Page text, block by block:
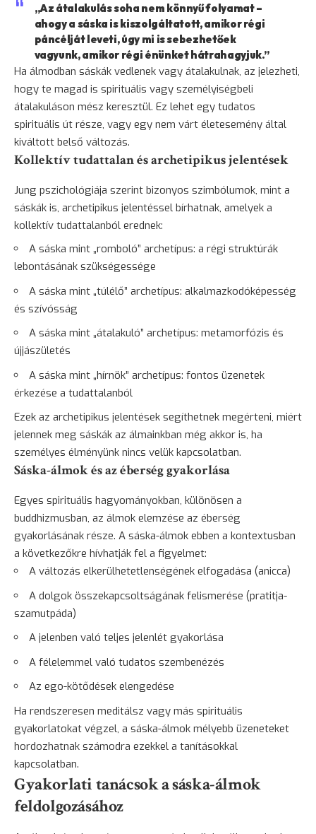
„Az átalakulás soha nem könnyű folyamat –
ahogy a sáska is kiszolgáltatott, amikor régi
páncélját leveti, úgy mi is sebezhetőek
vagyunk, amikor régi énünket hátrahagyjuk.”
Ha álmodban sáskák vedlenek vagy átalakulnak, az jelezheti,
hogy te magad is spirituális vagy személyiségbeli
átalakuláson mész keresztül. Ez lehet egy tudatos
spirituális út része, vagy egy nem várt életesemény által
kiváltott belső változás.
Kollektív tudattalan és archetipikus jelentések
Jung pszichológiája szerint bizonyos szimbólumok, mint a
sáskák is, archetipikus jelentéssel bírhatnak, amelyek a
kollektív tudattalanból erednek:
A sáska mint „romboló” archetípus: a régi struktúrák
lebontásának szükségessége
A sáska mint „túlélő” archetípus: alkalmazkodóképesség
és szívósság
A sáska mint „átalakuló” archetípus: metamorfózis és
újjászületés
A sáska mint „hírnök” archetípus: fontos üzenetek
érkezése a tudattalanból
Ezek az archetipikus jelentések segíthetnek megérteni, miért
jelennek meg sáskák az álmainkban még akkor is, ha
személyes élményünk nincs velük kapcsolatban.
Sáska-álmok és az éberség gyakorlása
Egyes spirituális hagyományokban, különösen a
buddhizmusban, az álmok elemzése az éberség
gyakorlásának része. A sáska-álmok ebben a kontextusban
a következőkre hívhatják fel a figyelmet:
A változás elkerülhetetlenségének elfogadása (anicca)
A dolgok összekapcsoltságának felismerése (pratitja-
szamutpáda)
A jelenben való teljes jelenlét gyakorlása
A félelemmel való tudatos szembenézés
Az ego-kötődések elengedése
Ha rendszeresen meditálsz vagy más spirituális
gyakorlatokat végzel, a sáska-álmok mélyebb üzeneteket
hordozhatnak számodra ezekkel a tanításokkal
kapcsolatban.
Gyakorlati tanácsok a sáska-álmok
feldolgozásához